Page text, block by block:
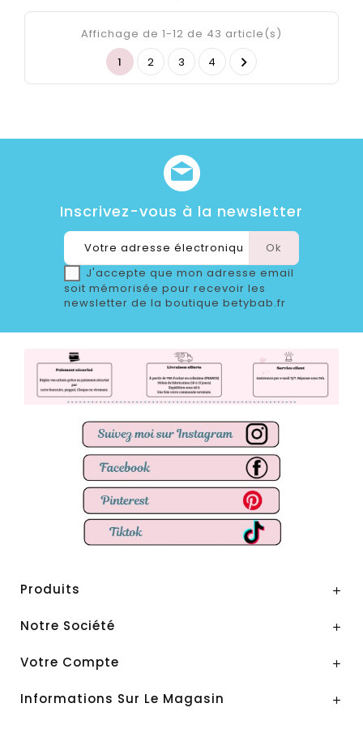
Affichage de 1-12 de 43 article(s)
1
2 3 4 
Inscrivez-vous à la newsletter
J'accepte que mon adresse email
soit mémorisée pour recevoir les
newsletter de la boutique betybab.fr
Produits 
Notre Société 
Votre Compte 
Informations Sur Le Magasin 